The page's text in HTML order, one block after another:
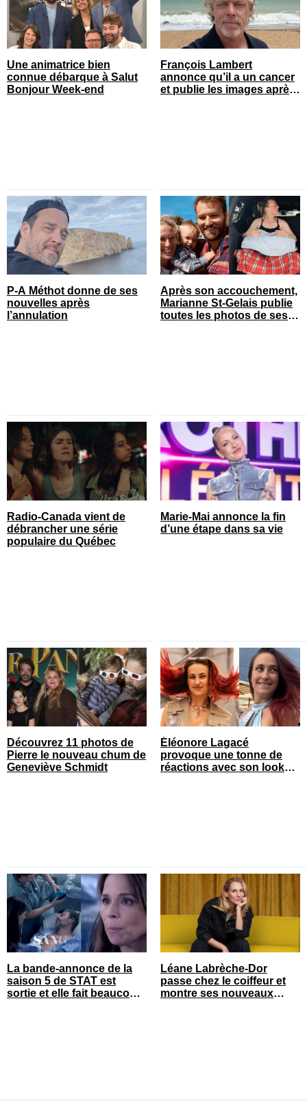
Une animatrice bien
connue débarque à Salut
Bonjour Week-end
François Lambert
annonce qu’il a un cancer
et publie les images après
P-A Méthot donne de ses
nouvelles après
l’annulation
Après son accouchement,
Marianne St-Gelais publie
toutes les photos de ses
Radio-Canada vient de
débrancher une série
populaire du Québec
Marie-Mai annonce la fin
d’une étape dans sa vie
Découvrez 11 photos de
Pierre le nouveau chum de
Geneviève Schmidt
Éléonore Lagacé
provoque une tonne de
réactions avec son look
La bande-annonce de la
saison 5 de STAT est
sortie et elle fait beaucoup
Léane Labrèche-Dor
passe chez le coiffeur et
montre ses nouveaux